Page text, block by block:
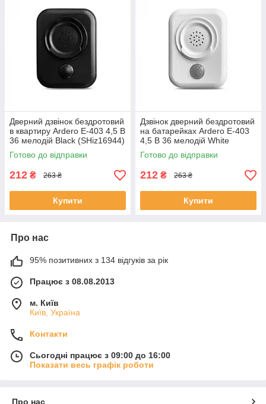
Дверний дзвінок бездротовий
в квартиру Ardero E-403 4,5 В
36 мелодій Black (SHiz16944)
Готово до відправки
212 ₴ 263 ₴
Купити
Дзвінок дверний бездротовий
на батарейках Ardero E-403
4,5 В 36 мелодій White
(SHiz16943)
Готово до відправки
212 ₴ 263 ₴
Купити
Про нас
95% позитивних з 134 відгуків за рік
Працює з 08.08.2013
м. Київ
Київ, Україна
Контакти
Сьогодні працює з 09:00 до 16:00
Показати весь графік роботи
Про нас